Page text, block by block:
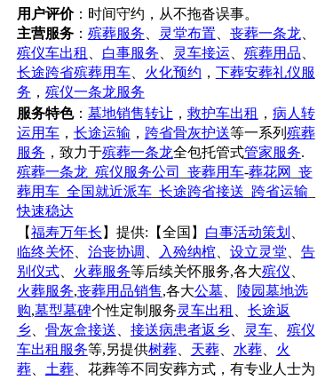
用户评价： 时间守约，从不拖沓误事。
主营服务： 殡葬服务 灵堂布置 丧葬一条龙
殡仪车出租
白事服务 灵车接运 殡葬用品
长途跨省殡葬用车、 火化预约 ， 下葬安葬礼仪服
务 ， 殡仪一条龙服务
服务特色： 墓地销售转让 ， 救护车出租 ， 病人转
运用车， 长途运输 ， 跨省骨灰护送等一系列 殡葬
服务 ，致力于殡葬一条龙全包托管式管家服务.
殡葬一条龙 殡仪服务公司 丧葬用车-葬花网
丧
葬用车_ 全国就近派车_ 长途跨省接送 跨省运输
快速稳达
【福寿万年长 】提供:【全国】 白事活动策划
临终关怀、 治丧协调 入殓纳棺、 设立灵堂
告
别仪式、 火葬服务等后续关怀服务,各大殡仪
火葬服务,丧葬用品销售,各大公墓
陵园墓地选
购,墓型墓碑个性定制服务灵车出租
长途返
乡、 骨灰盒接送 接送病患者返乡、 灵车、 殡仪
车出租服务等,另提供树葬、 天葬、 水葬、 火
葬、 土葬、花葬等不同安葬方式，有专业人士为